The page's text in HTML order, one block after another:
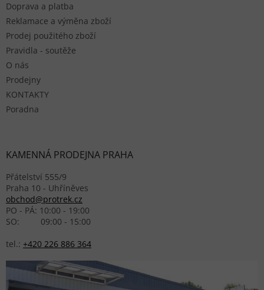
Doprava a platba
Reklamace a výměna zboží
Prodej použitého zboží
Pravidla - soutěže
O nás
Prodejny
KONTAKTY
Poradna
KAMENNÁ PRODEJNA PRAHA
Přátelství 555/9
Praha 10 - Uhříněves
obchod@protrek.cz
PO - PÁ: 10:00 - 19:00
SO: 09:00 - 15:00
tel.: +420 226 886 364